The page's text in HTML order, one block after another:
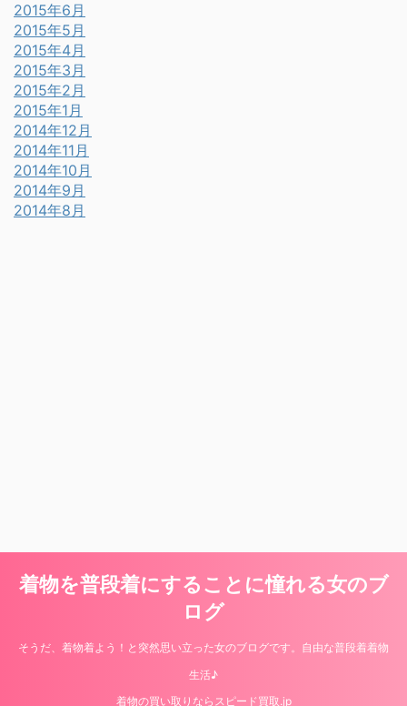
2015年6月
2015年5月
2015年4月
2015年3月
2015年2月
2015年1月
2014年12月
2014年11月
2014年10月
2014年9月
2014年8月
着物を普段着にすることに憧れる女のブ
ログ
そうだ、着物着よう！と突然思い立った女のブログです。自由な普段着着物
生活♪
着物の買い取りならスピード買取.jp